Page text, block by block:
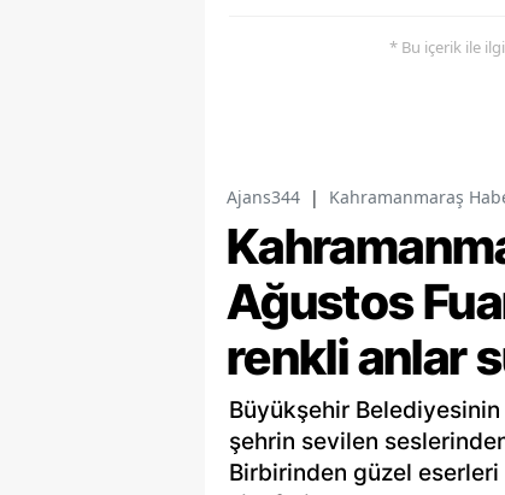
* Bu içerik ile
Ajans344 | Kahramanmaraş
Ağustos
renkli anlar
Büyükşehir Belediyesinin
şehrin sevilen
Birbirinden güzel eserleri